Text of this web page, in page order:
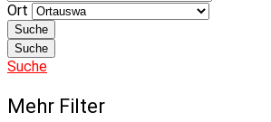
Ort
Suche
Suche
Suche
Mehr Filter